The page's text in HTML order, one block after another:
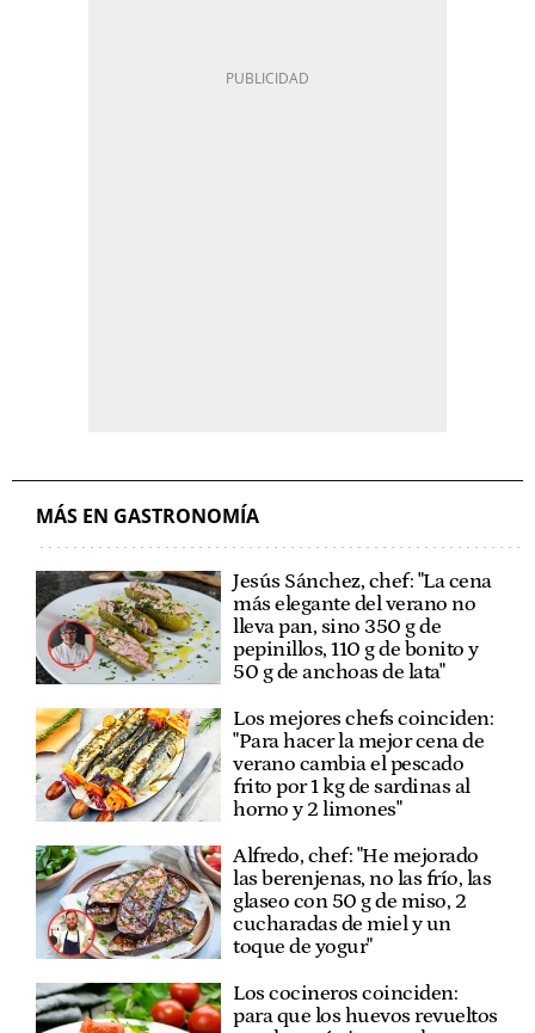
MÁS EN GASTRONOMÍA
Jesús Sánchez, chef: "La cena
más elegante del verano no
lleva pan, sino 350 g de
pepinillos, 110 g de bonito y
50 g de anchoas de lata"
Los mejores chefs coinciden:
"Para hacer la mejor cena de
verano cambia el pescado
frito por 1 kg de sardinas al
horno y 2 limones"
Alfredo, chef: "He mejorado
las berenjenas, no las frío, las
glaseo con 50 g de miso, 2
cucharadas de miel y un
toque de yogur"
Los cocineros coinciden:
para que los huevos revueltos